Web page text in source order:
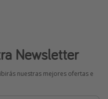
Newsletter
nuestras mejores ofertas e